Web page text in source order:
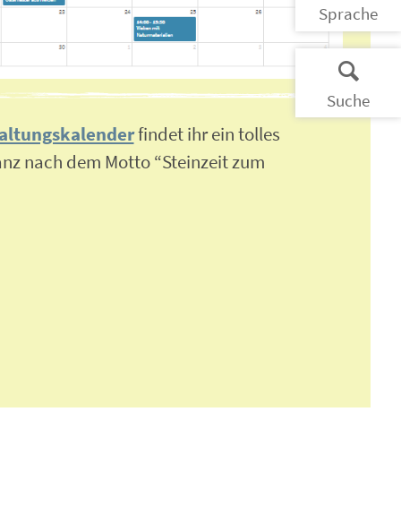
findet ihr ein tolles
nach dem Motto “Steinzeit zum
Sprache
Suche